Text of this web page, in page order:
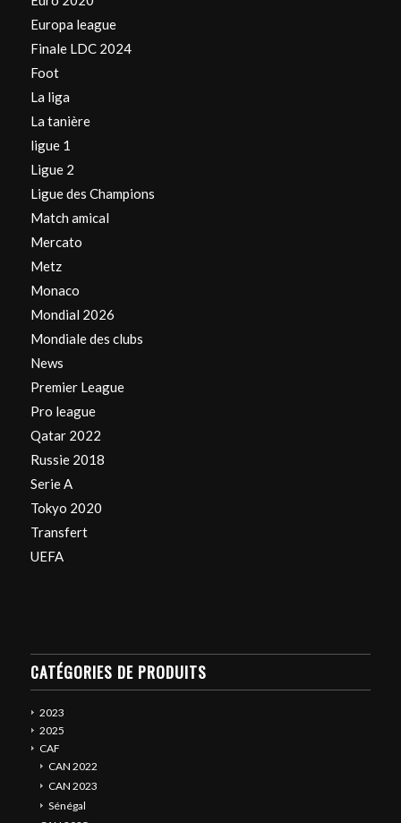
Europa league
Finale LDC 2024
Foot
La liga
La tanière
ligue 1
Ligue 2
Ligue des Champions
Match amical
Mercato
Metz
Monaco
Mondial 2026
Mondiale des clubs
News
Premier League
Pro league
Qatar 2022
Russie 2018
Serie A
Tokyo 2020
Transfert
UEFA
CATÉGORIES DE PRODUITS
2023
2025
CAF
CAN 2022
CAN 2023
Sénégal